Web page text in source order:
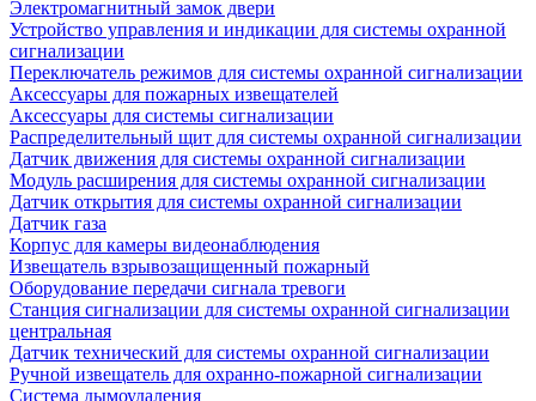
Электромагнитный замок двери
Устройство управления и индикации для системы охранной
сигнализации
Переключатель режимов для системы охранной сигнализации
Аксессуары для пожарных извещателей
Аксессуары для системы сигнализации
Распределительный щит для системы охранной сигнализации
Датчик движения для системы охранной сигнализации
Модуль расширения для системы охранной сигнализации
Датчик открытия для системы охранной сигнализации
Датчик газа
Корпус для камеры видеонаблюдения
Извещатель взрывозащищенный пожарный
Оборудование передачи сигнала тревоги
Станция сигнализации для системы охранной сигнализации
центральная
Датчик технический для системы охранной сигнализации
Ручной извещатель для охранно-пожарной сигнализации
Система дымоудаления